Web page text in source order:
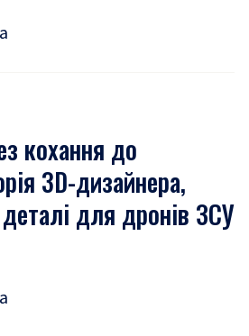
кохання до
3D-дизайнера,
для дронів ЗСУ